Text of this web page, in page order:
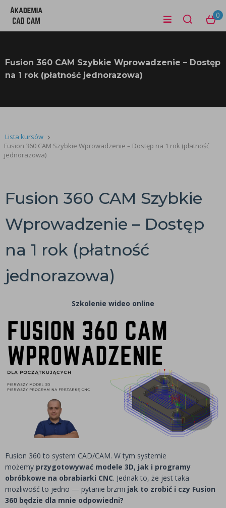
0
Fusion 360 CAM Szybkie Wprowadzenie – Dostęp
na 1 rok (płatność jednorazowa)
Lista kursów
Fusion 360 CAM Szybkie Wprowadzenie – Dostęp na 1 rok (płatność
jednorazowa)
Fusion 360 CAM Szybkie
Wprowadzenie – Dostęp
na 1 rok (płatność
jednorazowa)
Szkolenie wideo online
Fusion 360 to system CAD/CAM. W tym systemie
możemy przygotowywać modele 3D, jak i programy
obróbkowe na obrabiarki CNC. Jednak to, że jest taka
możliwość to jedno — pytanie brzmi jak to zrobić i czy Fusion
360 będzie dla mnie odpowiedni?